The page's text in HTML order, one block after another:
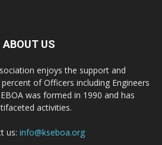
ABOUT US
enjoys the support and
of Officers including Engineers
was formed in 1990 and has
activities.
us: info@kseboa.org